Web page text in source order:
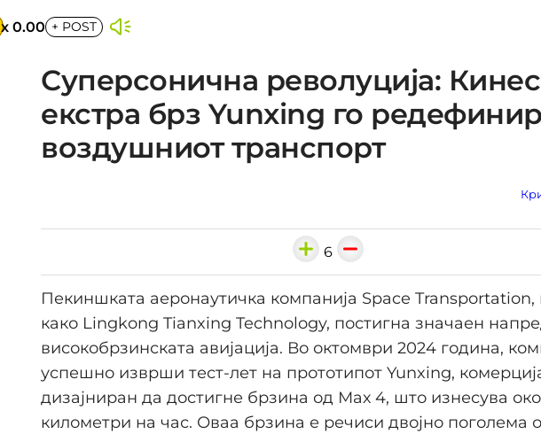
x 0.00 + POST
Суперсонична револуција:
екстра брз Yunxing го
воздушниот транспорт
6
Пекиншката аеронаутичка компанија Space Transportation,
како Lingkong Tianxing Technology, постигна значаен
високобрзинската авијација. Во октомври 2024 година,
успешно изврши тест-лет на прототипот Yunxing,
дизајниран да достигне брзина од Мах 4, што изнесува
километри на час. Оваа брзина е речиси двојно поголема